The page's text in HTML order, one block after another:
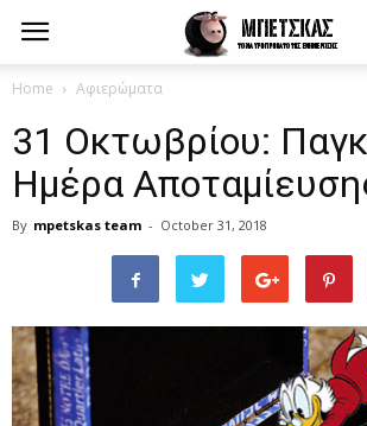
Home Αφιερώματα
31 Οκτωβρίου:
Ημέρα
By mpetskas team - October 31, 2018